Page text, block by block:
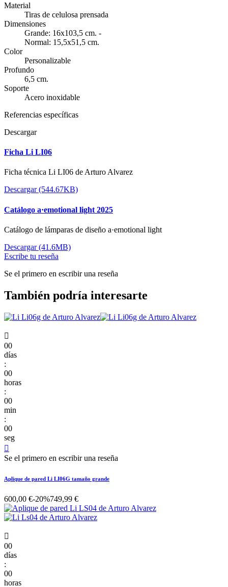
Material
Tiras de celulosa prensada
Dimensiones
Grande: 16x103,5 cm. -
Normal: 15,5x51,5 cm.
Color
Personalizable
Profundo
6,5 cm.
Soporte
Acero inoxidable
Referencias específicas
Descargar
Ficha Li LI06
Ficha técnica Li LI06 de Arturo Alvarez
Descargar (544.67KB)
Catálogo a·emotional light 2025
Catálogo de lámparas de diseño a·emotional light
Descargar (41.6MB)
Escribe tu reseña
Se el primero en escribir una reseña
También podría interesarte

00
días
:
00
horas
:
00
min
:
00
seg

Se el primero en escribir una reseña
Aplique de pared Li LI06G tamaño grande
600,00 €-20%749,99 €

00
días
:
00
horas